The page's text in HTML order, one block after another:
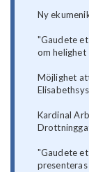
Ny
"Gaudete
om helighet
Möjlighet
Kardinal
"Gaudete